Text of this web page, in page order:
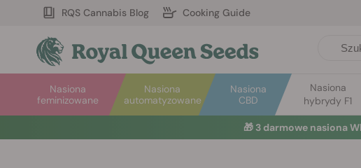
RQS Cannabis Blog Cooking Guide
Nasiona
automatyzowane
Nasiona
feminizowane
Nasiona
CBD
Nasiona
hybrydy F1
🎁 3 darmowe nasiona